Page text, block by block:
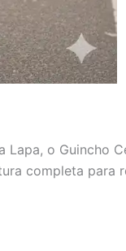
Lapa, o Guincho
completa para